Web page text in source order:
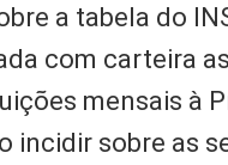
a tabela do
com carteira
mensais à
incidir sobre as